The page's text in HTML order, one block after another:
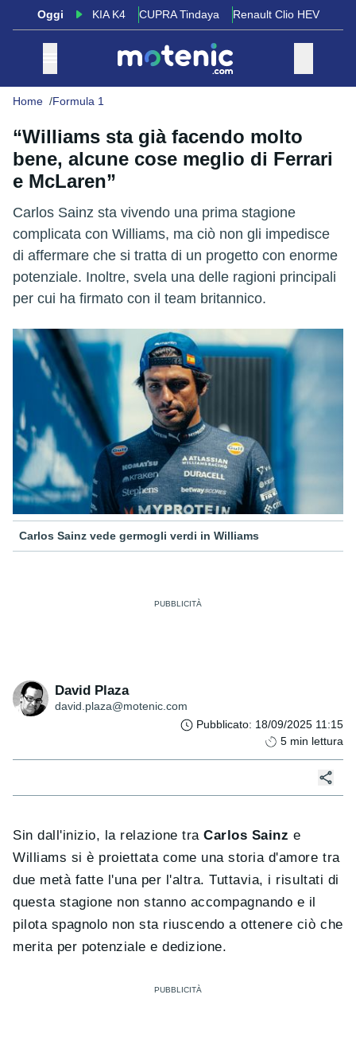
Oggi KIA K4 CUPRA Tindaya Renault Clio HEV
Home Formula 1
“Williams sta già facendo molto
bene, alcune cose meglio di Ferrari
e McLaren”
Carlos Sainz sta vivendo una prima stagione
complicata con Williams, ma ciò non gli impedisce
di affermare che si tratta di un progetto con enorme
potenziale. Inoltre, svela una delle ragioni principali
per cui ha firmato con il team britannico.
Carlos Sainz vede germogli verdi in Williams
David Plaza
david.plaza@motenic.com
Pubblicato: 18/09/2025 11:15
5 min lettura
Sin dall'inizio, la relazione traCarlos Sainz e
Williams si è proiettata come una storia d'amore tra
due metà fatte l'una per l'altra. Tuttavia, i risultati di
questa stagione non stanno accompagnando e il
pilota spagnolo non sta riuscendo a ottenere ciò che
merita per potenziale e dedizione.